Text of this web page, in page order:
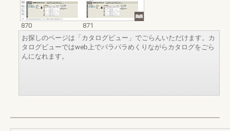
870
871
お探しのページは「カタログビュー」でごらんいただけます。カ
タログビューではweb上でパラパラめくりながらカタログをごら
んになれます。